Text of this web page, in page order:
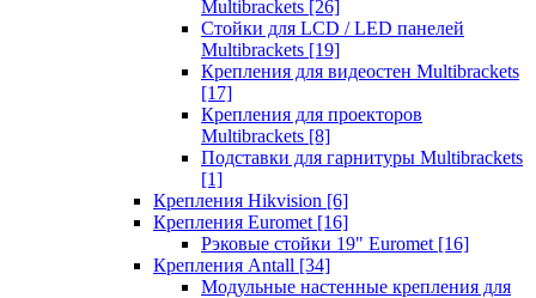
Multibrackets [26]
Стойки для LCD / LED панелей
Multibrackets [19]
Крепления для видеостен Multibrackets
[17]
Крепления для проекторов
Multibrackets [8]
Подставки для гарнитуры Multibrackets
[1]
Крепления Hikvision [6]
Крепления Euromet [16]
Рэковые стойки 19" Euromet [16]
Крепления Antall [34]
Модульные настенные крепления для